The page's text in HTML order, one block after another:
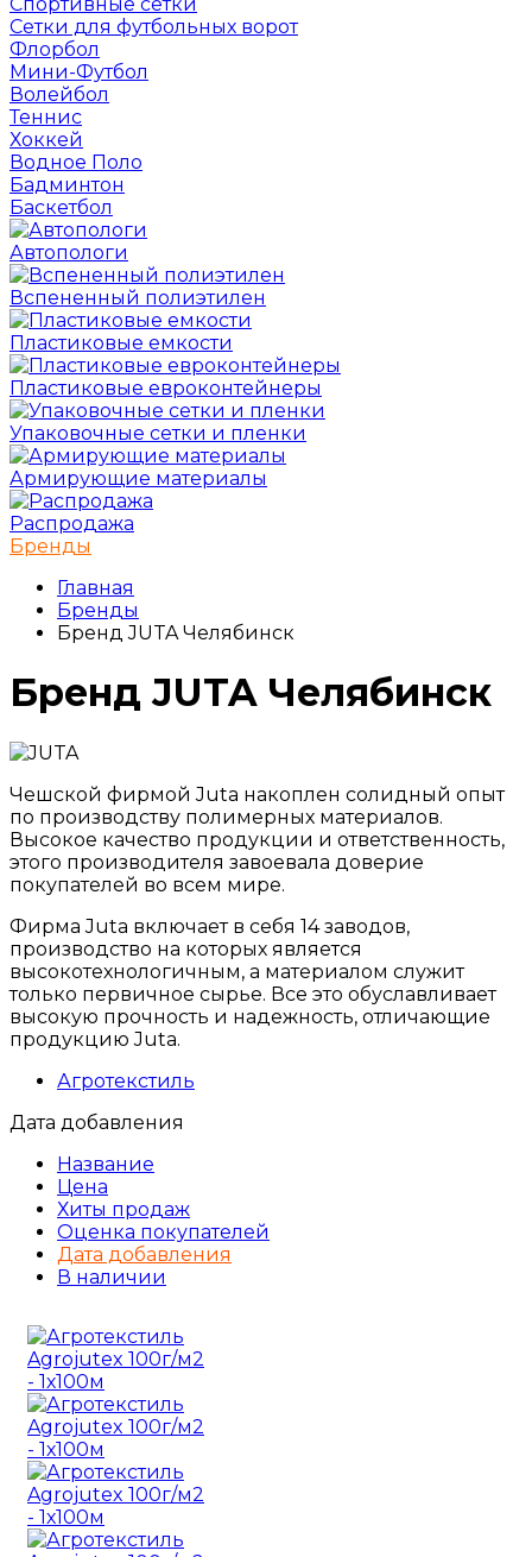
Сетки для футбольных ворот
Флорбол
Мини-Футбол
Волейбол
Теннис
Хоккей
Водное Поло
Бадминтон
Баскетбол
Автопологи
Вспененный полиэтилен
Пластиковые емкости
Пластиковые евроконтейнеры
Упаковочные сетки и пленки
Армирующие материалы
Распродажа
Бренды
Главная
Бренды
Бренд JUTA Челябинск
Бренд JUTA Челябинск
Чешской фирмой Juta накоплен солидный опыт
по производству полимерных материалов.
Высокое качество продукции и ответственность,
этого производителя завоевала доверие
покупателей во всем мире.
Фирма Juta включает в себя 14 заводов,
производство на которых является
высокотехнологичным, а материалом служит
только первичное сырье. Все это обуславливает
высокую прочность и надежность, отличающие
продукцию Juta.
Агротекстиль
Дата добавления
Название
Цена
Хиты продаж
Оценка покупателей
Дата добавления
В наличии